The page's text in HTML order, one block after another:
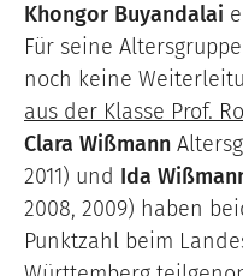
Khongor Buyandalai
Für seine
noch keine
aus der Klasse Prof.
Clara Wißmann
2011) und Ida
2008, 2009) haben
Punktzahl beim